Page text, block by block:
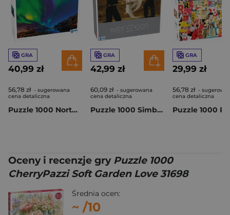
GRA
40,99 zł
56,78 zł - sugerowana
cena detaliczna
Puzzle 1000 Northern Lights in Tromso 56647
GRA
42,99 zł
60,09 zł - sugerowana
cena detaliczna
Puzzle 1000 Simberg The Wounded Angel 58693
GRA
29,99 zł
56,78 zł -
cena detaliczna
Oceny i recenzje gry Puzzle 1000
CherryPazzi Soft Garden Love 31698
Średnia ocen:
~ /10